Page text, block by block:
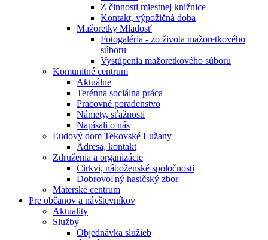
Z činnosti miestnej knižnice
Kontakt, výpožičná doba
Mažoretky Mladosť
Fotogaléria - zo života mažoretkového
súboru
Vystúpenia mažoretkového súboru
Komunitné centrum
Aktuálne
Terénna sociálna práca
Pracovné poradenstvo
Námety, sťažnosti
Napísali o nás
Ľudový dom Tekovské Lužany
Adresa, kontakt
Združenia a organizácie
Cirkvi, náboženské spoločnosti
Dobrovoľný hasičský zbor
Materské centrum
Pre občanov a návštevníkov
Aktuality
Služby
Objednávka služieb